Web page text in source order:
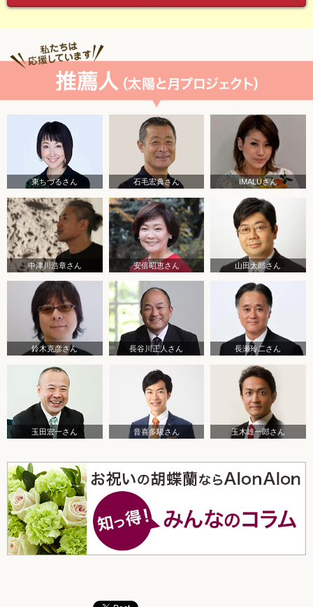
東ちづるさん 石毛宏典さん IMALUさん
中津川浩章さん 安倍昭恵さん 山田太郎さん
鈴木克彦さん 長谷川正人さん 長瀬玲二さん
玉田宏一さん 音喜多駿さん 玉木雄一郎さん